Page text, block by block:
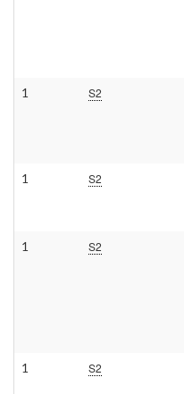
1 S2
1 S2
1 S2
1 S2